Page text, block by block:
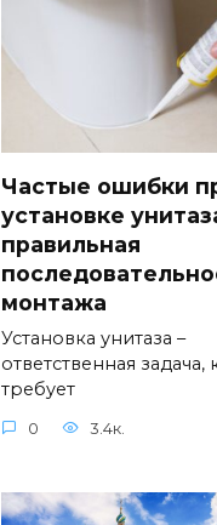
Частые ошибки
установке
правильная
монтажа
Установка унитаза –
ответственная задача,
требует
0 3.4к.